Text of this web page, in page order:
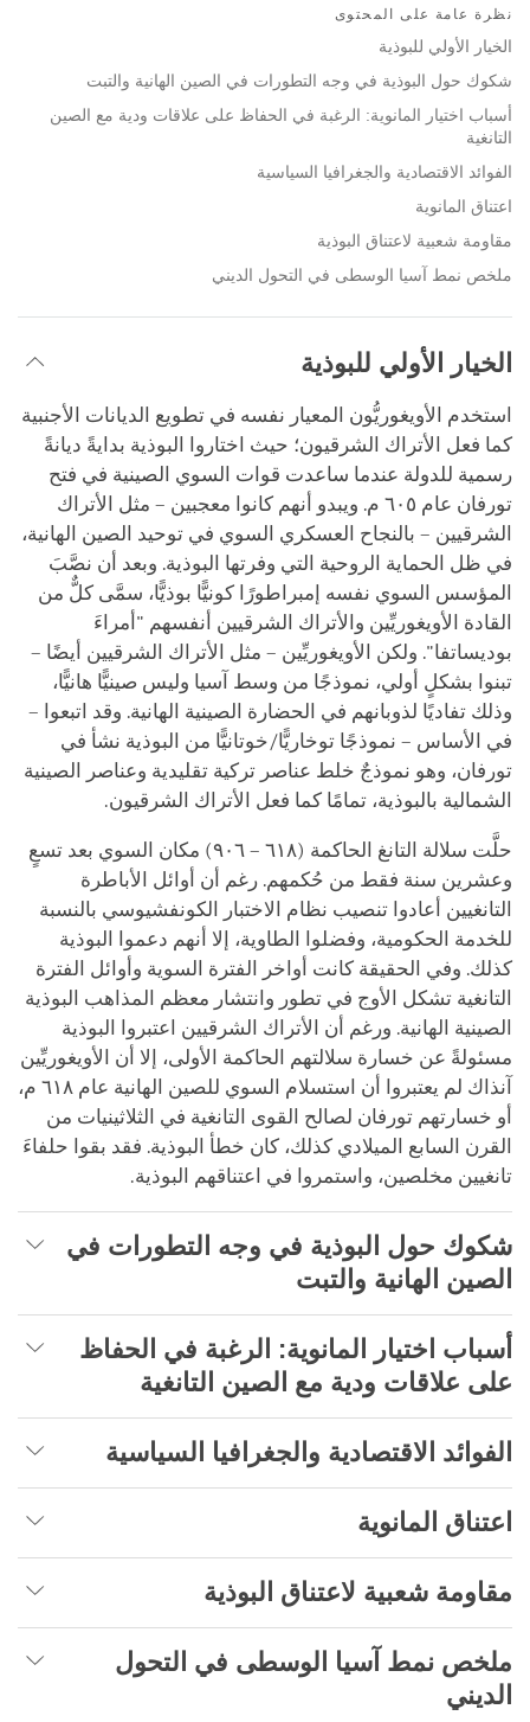
نظرة عامة على المحتوى
الخيار الأولي للبوذية
شكوك حول البوذية في وجه التطورات في الصين الهانية والتبت
أسباب اختيار المانوية: الرغبة في الحفاظ على علاقات ودية مع الصين
التانغية
الفوائد الاقتصادية والجغرافيا السياسية
اعتناق المانوية
مقاومة شعبية لاعتناق البوذية
ملخص نمط آسيا الوسطى في التحول الديني
الخيار الأولي للبوذية
استخدم الأويغوريُّون المعيار نفسه في تطويع الديانات الأجنبية
كما فعل الأتراك الشرقيون؛ حيث اختاروا البوذية بدايةً ديانةً
رسمية للدولة عندما ساعدت قوات السوي الصينية في فتح
تورفان عام ٦٠٥ م. ويبدو أنهم كانوا معجبين – مثل الأتراك
الشرقيين – بالنجاح العسكري السوي في توحيد الصين الهانية،
في ظل الحماية الروحية التي وفرتها البوذية. وبعد أن نصَّبَ
المؤسس السوي نفسه إمبراطورًا كونيًّا بوذيًّا، سمَّى كلٌّ من
القادة الأويغوريِّين والأتراك الشرقيين أنفسهم "أمراءَ
بوديساتفا". ولكن الأويغوريِّين – مثل الأتراك الشرقيين أيضًا –
تبنوا بشكلٍ أولي، نموذجًا من وسط آسيا وليس صينيًّا هانيًّا،
وذلك تفاديًا لذوبانهم في الحضارة الصينية الهانية. وقد اتبعوا –
في الأساس – نموذجًا توخاريًّا/خوتانيًّا من البوذية نشأ في
تورفان، وهو نموذجٌ خلط عناصر تركية تقليدية وعناصر الصينية
الشمالية بالبوذية، تمامًا كما فعل الأتراك الشرقيون.
حلَّت سلالة التانغ الحاكمة (٦١٨ – ٩٠٦) مكان السوي بعد تسعٍ
وعشرين سنة فقط من حُكمهم. رغم أن أوائل الأباطرة
التانغيين أعادوا تنصيب نظام الاختبار الكونفشيوسي بالنسبة
للخدمة الحكومية، وفضلوا الطاوية، إلا أنهم دعموا البوذية
كذلك. وفي الحقيقة كانت أواخر الفترة السوية وأوائل الفترة
التانغية تشكل الأوج في تطور وانتشار معظم المذاهب البوذية
الصينية الهانية. ورغم أن الأتراك الشرقيين اعتبروا البوذية
مسئولةً عن خسارة سلالتهم الحاكمة الأولى، إلا أن الأويغوريِّين
آنذاك لم يعتبروا أن استسلام السوي للصين الهانية عام ٦١٨ م،
أو خسارتهم تورفان لصالح القوى التانغية في الثلاثينيات من
القرن السابع الميلادي كذلك، كان خطأ البوذية. فقد بقوا حلفاءَ
تانغيين مخلصين، واستمروا في اعتناقهم البوذية.
شكوك حول البوذية في وجه التطورات في
الصين الهانية والتبت
أسباب اختيار المانوية: الرغبة في الحفاظ
على علاقات ودية مع الصين التانغية
الفوائد الاقتصادية والجغرافيا السياسية
اعتناق المانوية
مقاومة شعبية لاعتناق البوذية
ملخص نمط آسيا الوسطى في التحول
الديني